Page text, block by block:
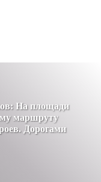
На площади
маршруту
Дорогами